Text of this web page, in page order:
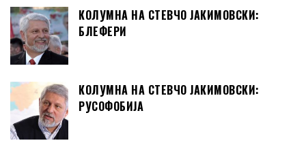
КОЛУМНА НА СТЕВЧО ЈАКИМОВСКИ:
БЛЕФЕРИ
КОЛУМНА НА СТЕВЧО ЈАКИМОВСКИ:
РУСОФОБИЈА